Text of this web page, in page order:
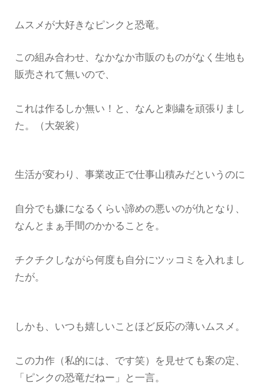
ムスメが大好きなピンクと恐竜。
この組み合わせ、なかなか市販のものがなく生地も
販売されて無いので、
これは作るしか無い！と、なんと刺繍を頑張りまし
た。（大袈裟）
生活が変わり、事業改正で仕事山積みだというのに
自分でも嫌になるくらい諦めの悪いのが仇となり、
なんとまぁ手間のかかることを。
チクチクしながら何度も自分にツッコミを入れまし
たが。
しかも、いつも嬉しいことほど反応の薄いムスメ。
この力作（私的には、です笑）を見せても案の定、
「ピンクの恐竜だねー」と一言。